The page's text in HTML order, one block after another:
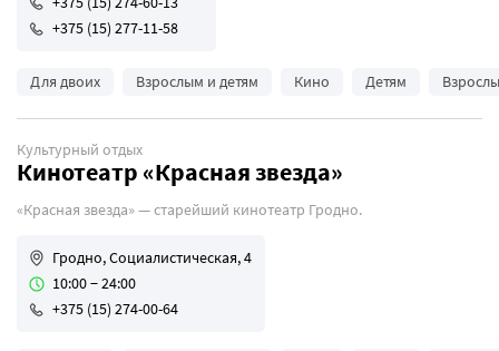
+375 (15) 277-11-58
Для двоих Взрослым и детям Кино Детям
Культурный отдых
Кинотеатр «Красная звезда»
«Красная звезда» — старейший кинотеатр Гродно.
Гродно, Социалистическая, 4
10:00 − 24:00
+375 (15) 274-00-64